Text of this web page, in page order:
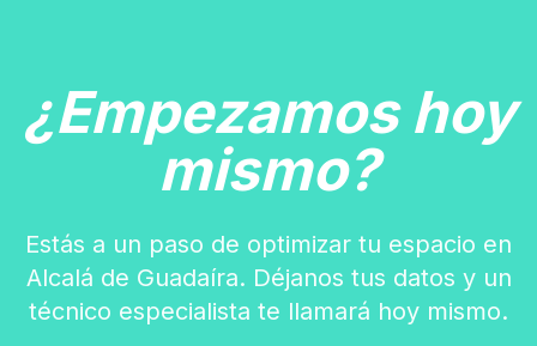
¿Empezamos hoy
mismo?
Estás a un paso de optimizar tu espacio en
Alcalá de Guadaíra. Déjanos tus datos y un
técnico especialista te llamará hoy mismo.